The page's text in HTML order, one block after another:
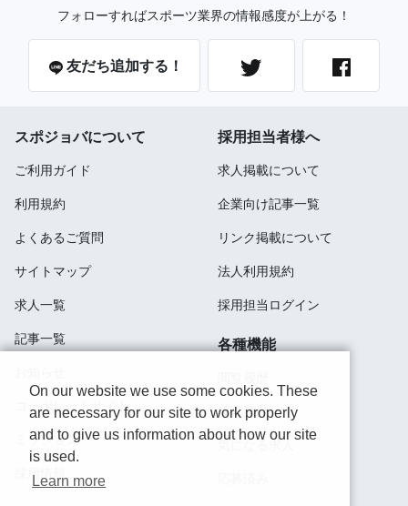
フォローすればスポーツ業界の情報感度が上がる！
友だち追加する！
スポジョバについて
ご利用ガイド
利用規約
よくあるご質問
サイトマップ
求人一覧
記事一覧
コーポレートサイト
ミッション
採用情報
採用担当者様へ
求人掲載について
企業向け記事一覧
リンク掲載について
法人利用規約
採用担当ログイン
各種機能
検索履歴
On our website we use some cookies. These
are necessary for our site to work properly
and to give us information about how our site
is used.
Learn more